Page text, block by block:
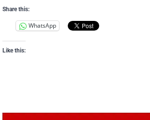
Share this:
WhatsApp
Like this: